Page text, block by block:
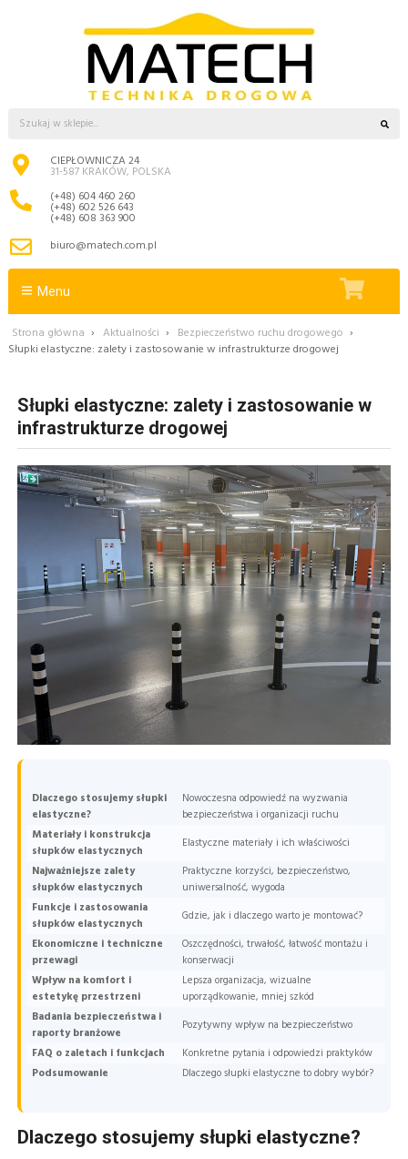
CIEPŁOWNICZA 24
31-587 KRAKÓW, POLSKA
(+48) 604 460 260
(+48) 602 526 643
(+48) 608 363 900
biuro@matech.com.pl
Menu
Strona główna › Aktualności › Bezpieczeństwo ruchu drogowego ›
Słupki elastyczne: zalety i zastosowanie w infrastrukturze drogowej
Słupki elastyczne: zalety i zastosowanie w
infrastrukturze drogowej
Dlaczego stosujemy słupki
elastyczne?
Nowoczesna odpowiedź na wyzwania
bezpieczeństwa i organizacji ruchu
Materiały i konstrukcja
słupków elastycznych
Elastyczne materiały i ich właściwości
Najważniejsze zalety
słupków elastycznych
Praktyczne korzyści, bezpieczeństwo,
uniwersalność, wygoda
Funkcje i zastosowania
słupków elastycznych
Gdzie, jak i dlaczego warto je montować?
Ekonomiczne i techniczne
przewagi
Oszczędności, trwałość, łatwość montażu i
konserwacji
Wpływ na komfort i
estetykę przestrzeni
Lepsza organizacja, wizualne
uporządkowanie, mniej szkód
Badania bezpieczeństwa i
raporty branżowe
Pozytywny wpływ na bezpieczeństwo
FAQ o zaletach i funkcjach
Konkretne pytania i odpowiedzi praktyków
Podsumowanie
Dlaczego słupki elastyczne to dobry wybór?
Dlaczego stosujemy słupki elastyczne?